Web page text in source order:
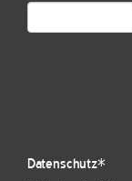
Datenschutz*